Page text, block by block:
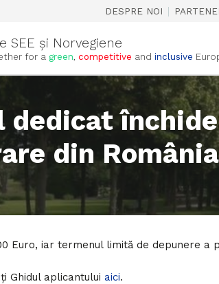
DESPRE NOI |
SEE și Norvegiene
for a green, competitive and inclusive
dedicat
din România
Euro, iar termenul limită de depunere a
Ghidul aplicantului aici.